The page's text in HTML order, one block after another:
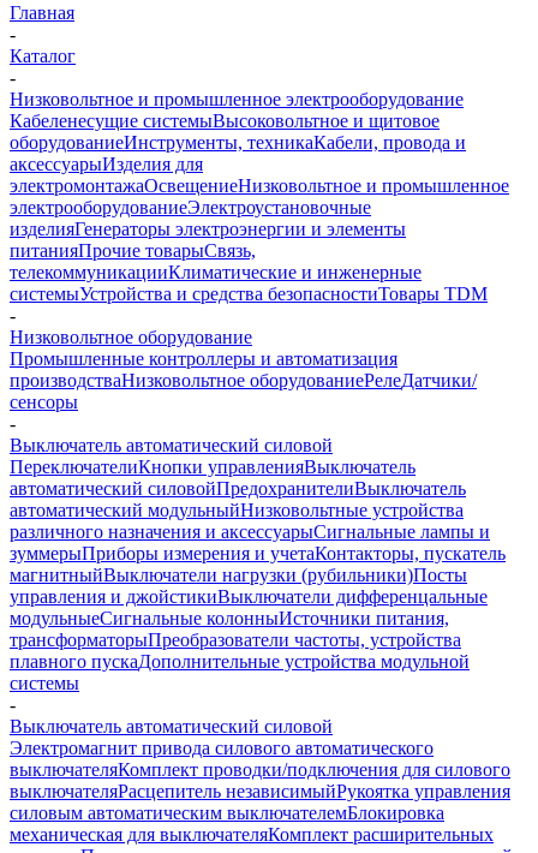
Главная
-
Каталог
-
Низковольтное и промышленное электрооборудование
Кабеленесущие системыВысоковольтное и щитовое
оборудованиеИнструменты, техникаКабели, провода и
аксессуарыИзделия для
электромонтажаОсвещениеНизковольтное и промышленное
электрооборудованиеЭлектроустановочные
изделияГенераторы электроэнергии и элементы
питанияПрочие товарыСвязь,
телекоммуникацииКлиматические и инженерные
системыУстройства и средства безопасностиТовары TDM
-
Низковольтное оборудование
Промышленные контроллеры и автоматизация
производстваНизковольтное оборудованиеРелеДатчики/
сенсоры
-
Выключатель автоматический силовой
ПереключателиКнопки управленияВыключатель
автоматический силовойПредохранителиВыключатель
автоматический модульныйНизковольтные устройства
различного назначения и аксессуарыСигнальные лампы и
зуммерыПриборы измерения и учетаКонтакторы, пускатель
магнитныйВыключатели нагрузки (рубильники)Посты
управления и джойстикиВыключатели дифференцальные
модульныеСигнальные колонныИсточники питания,
трансформаторыПреобразователи частоты, устройства
плавного пускаДополнительные устройства модульной
системы
-
Выключатель автоматический силовой
Электромагнит привода силового автоматического
выключателяКомплект проводки/подключения для силового
выключателяРасцепитель независимыйРукоятка управления
силовым автоматическим выключателемБлокировка
механическая для выключателяКомплект расширительных